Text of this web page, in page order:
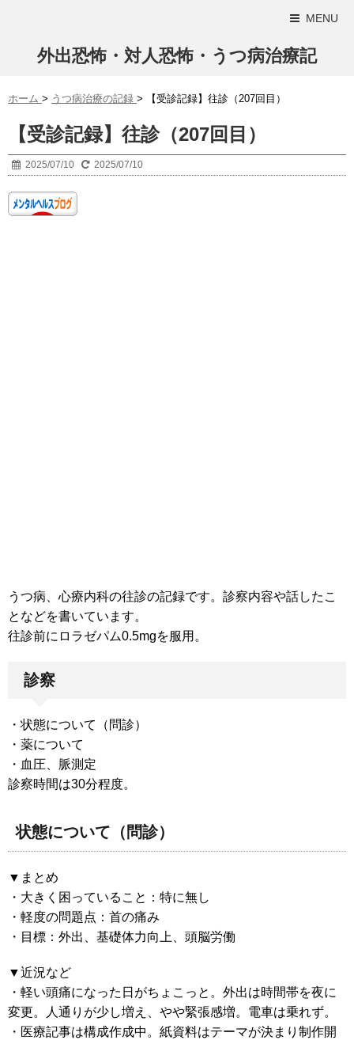
MENU
外出恐怖・対人恐怖・うつ病治療記
ホーム > うつ病治療の記録 > 【受診記録】往診（207回目）
【受診記録】往診（207回目）
2025/07/10 2025/07/10
うつ病、心療内科の往診の記録です。診察内容や話したこ
となどを書いています。
往診前にロラゼパム0.5mgを服用。
診察
・状態について（問診）
・薬について
・血圧、脈測定
診察時間は30分程度。
状態について（問診）
▼まとめ
・大きく困っていること：特に無し
・軽度の問題点：首の痛み
・目標：外出、基礎体力向上、頭脳労働
▼近況など
・軽い頭痛になった日がちょこっと。外出は時間帯を夜に
変更。人通りが少し増え、やや緊張感増。電車は乗れず。
・医療記事は構成作成中。紙資料はテーマが決まり制作開